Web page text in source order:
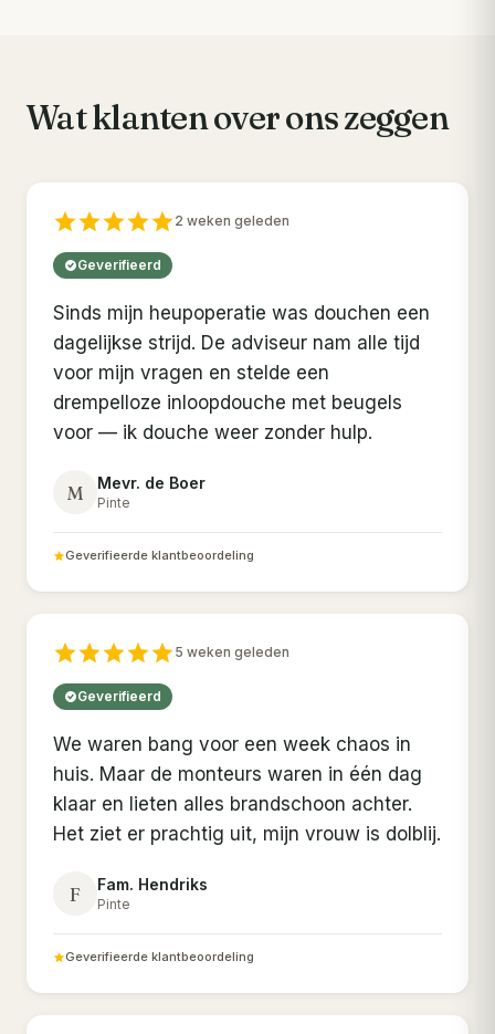
Wat klanten over ons zeggen
2 weken geleden
Geverifieerd
Sinds mijn heupoperatie was douchen een
dagelijkse strijd. De adviseur nam alle tijd
voor mijn vragen en stelde een
drempelloze inloopdouche met beugels
voor — ik douche weer zonder hulp.
M Mevr. de Boer
Pinte
Geverifieerde klantbeoordeling
5 weken geleden
Geverifieerd
We waren bang voor een week chaos in
huis. Maar de monteurs waren in één dag
klaar en lieten alles brandschoon achter.
Het ziet er prachtig uit, mijn vrouw is dolblij.
F Fam. Hendriks
Pinte
Geverifieerde klantbeoordeling